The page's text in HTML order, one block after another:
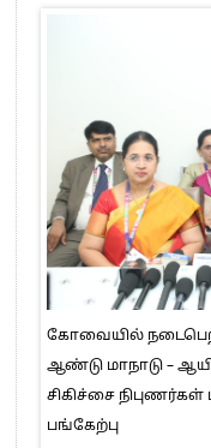
கோவையில் நடைபெற்ற
ஆண்டு மாநாடு –
சிகிச்சை நிபுணர்கள்
பங்கேற்பு